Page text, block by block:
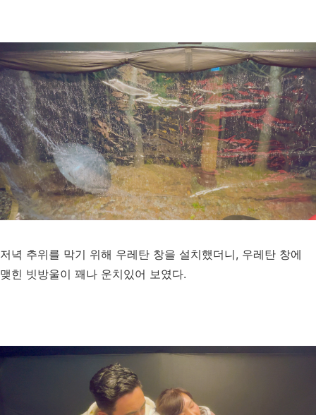
저녁 추위를 막기 위해 우레탄 창을 설치했더니, 우레탄 창에
맺힌 빗방울이 꽤나 운치있어 보였다.